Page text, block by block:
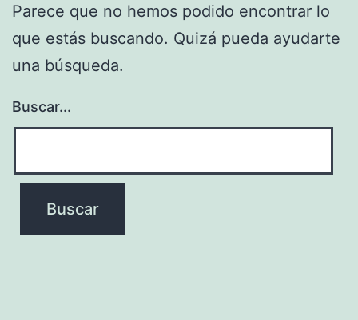
Parece que no hemos podido encontrar lo
que estás buscando. Quizá pueda ayudarte
una búsqueda.
Buscar...